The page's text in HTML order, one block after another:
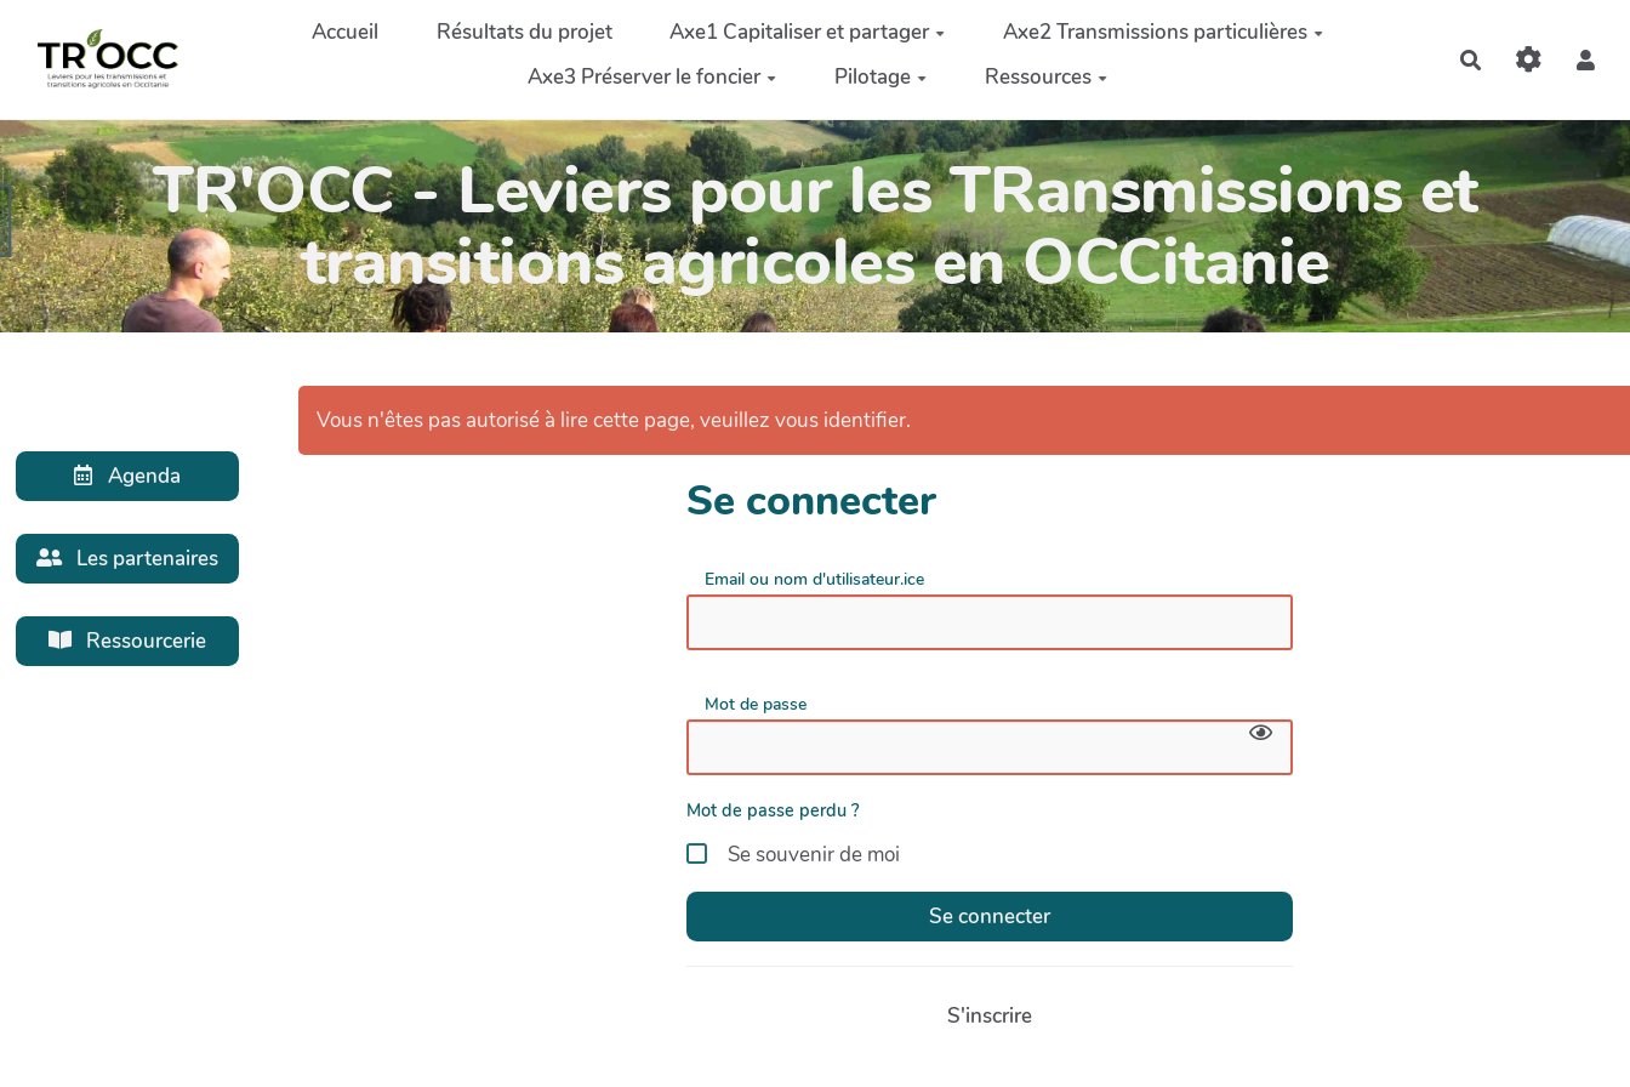
Aller au contenu principal Accueil Résultats du projet Axe1 Capitaliser et partager
Axe2 Transmissions particulières
Axe3 Préserver le foncier
Pilotage Ressources
Rechercher
TR'OCC - Leviers pour les TRansmissions et
transitions agricoles en OCCitanie
Agenda
Les partenaires
Ressourcerie
Vous n'êtes pas autorisé à lire cette page, veuillez vous identifier.
Se connecter
Email ou nom d'utilisateur.ice
Mot de passe
Mot de passe perdu ?
Se souvenir de moi
Se connecter
S'inscrire